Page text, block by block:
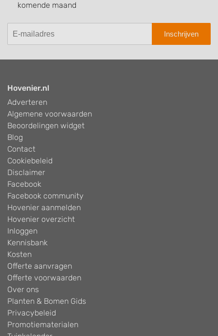
komende maand
Inschrijven
Hovenier.nl
Adverteren
Algemene voorwaarden
Beoordelingen widget
Blog
Contact
Cookiebeleid
Disclaimer
Facebook
Facebook community
Hovenier aanmelden
Hovenier overzicht
Inloggen
Kennisbank
Kosten
Offerte aanvragen
Offerte voorwaarden
Over ons
Planten & Bomen Gids
Privacybeleid
Promotiematerialen